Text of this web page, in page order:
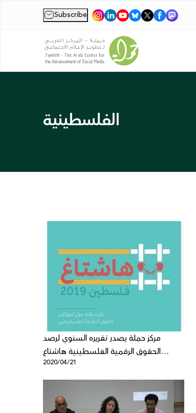
Subscribe |
الفلسطينية
مركز حملة يصدر تقريره السنوي لرصد
الحقوق الرقمية الفلسطينية هاشتاغ
فلسطين2019
2020/04/21